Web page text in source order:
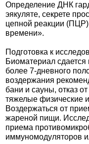
Определение ДНК
эякуляте, секрете
цепной реакции
времени».
Подготовка к
Биоматериал
более 7-дневного
воздержания
бани и сауны, отказ
тяжелые физические и
Воздержаться от
жареной пищи.
приема
иммуномодуляторов